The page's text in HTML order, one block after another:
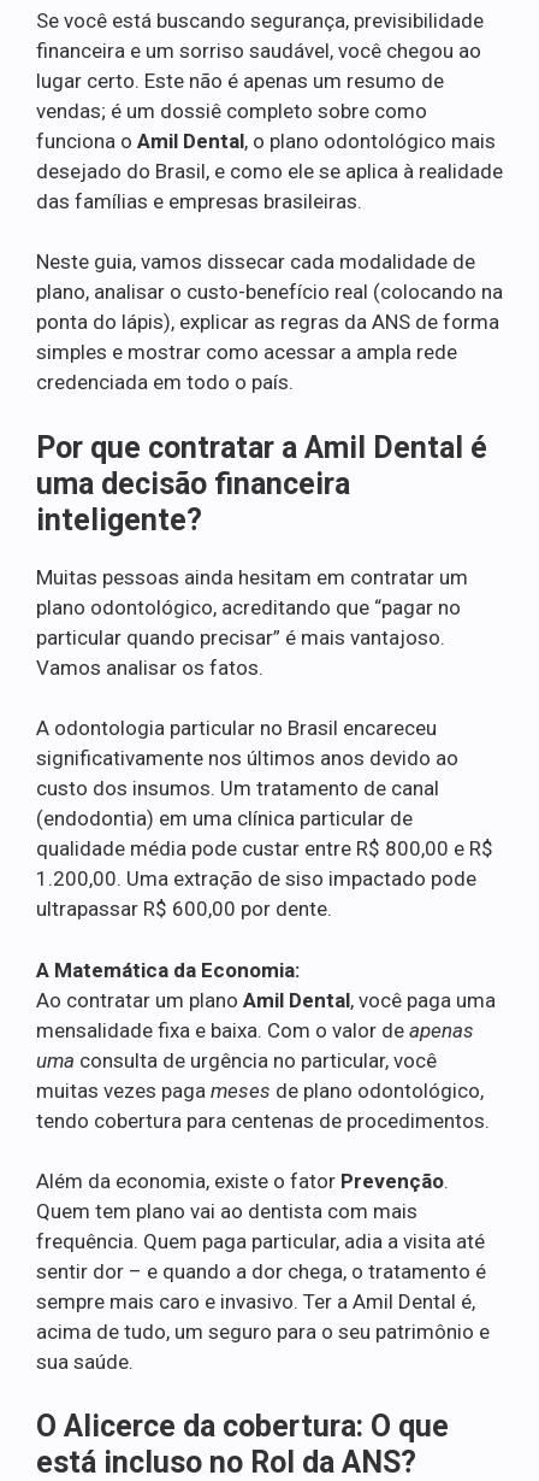
Se você está buscando segurança, previsibilidade
financeira e um sorriso saudável, você chegou ao
lugar certo. Este não é apenas um resumo de
vendas; é um dossiê completo sobre como
funciona o Amil Dental, o plano odontológico mais
desejado do Brasil, e como ele se aplica à realidade
das famílias e empresas brasileiras.
Neste guia, vamos dissecar cada modalidade de
plano, analisar o custo-benefício real (colocando na
ponta do lápis), explicar as regras da ANS de forma
simples e mostrar como acessar a ampla rede
credenciada em todo o país.
Por que contratar a Amil Dental é
uma decisão financeira
inteligente?
Muitas pessoas ainda hesitam em contratar um
plano odontológico, acreditando que “pagar no
particular quando precisar” é mais vantajoso.
Vamos analisar os fatos.
A odontologia particular no Brasil encareceu
significativamente nos últimos anos devido ao
custo dos insumos. Um tratamento de canal
(endodontia) em uma clínica particular de
qualidade média pode custar entre R$ 800,00 e R$
1.200,00. Uma extração de siso impactado pode
ultrapassar R$ 600,00 por dente.
A Matemática da Economia:
Ao contratar um plano Amil Dental, você paga uma
mensalidade fixa e baixa. Com o valor de apenas
uma consulta de urgência no particular, você
muitas vezes paga meses de plano odontológico,
tendo cobertura para centenas de procedimentos.
Além da economia, existe o fator Prevenção.
Quem tem plano vai ao dentista com mais
frequência. Quem paga particular, adia a visita até
sentir dor – e quando a dor chega, o tratamento é
sempre mais caro e invasivo. Ter a Amil Dental é,
acima de tudo, um seguro para o seu patrimônio e
sua saúde.
O Alicerce da cobertura: O que
está incluso no Rol da ANS?